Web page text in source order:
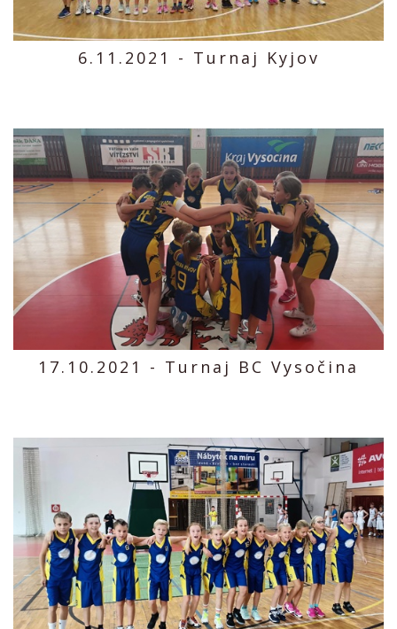
6.11.2021 - Turnaj Kyjov
17.10.2021 - Turnaj BC Vysočina